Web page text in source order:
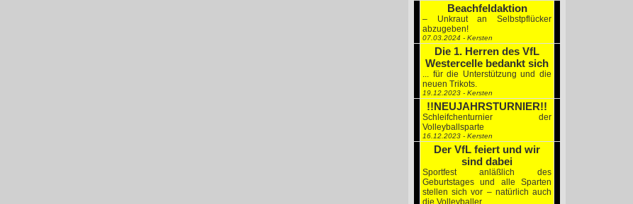
Beachfeldaktion
– Unkraut an Selbstpflücker
abzugeben!
07.03.2024 - Kersten
Die 1. Herren des VfL
Westercelle bedankt sich
... für die Unterstützung und die
neuen Trikots.
19.12.2023 - Kersten
!!NEUJAHRSTURNIER!!
Schleifchenturnier der
Volleyballsparte
16.12.2023 - Kersten
Der VfL feiert und wir
sind dabei
Sportfest anläßlich des
Geburtstages und alle Sparten
stellen sich vor – natürlich auch
die Volleyballer